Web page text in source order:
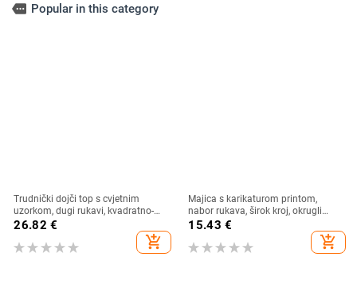
more Popular in this category
Trudnički dojči top s cvjetnim
uzorkom, dugi rukavi, kvadratno-
okrugli izrez, uski kroj, poliester s
26.82 €
add_shopping_cart
Majica s karikaturom printom,
nabor rukava, širok kroj, okrugli
izrez
15.43 €
add_shopping_cart